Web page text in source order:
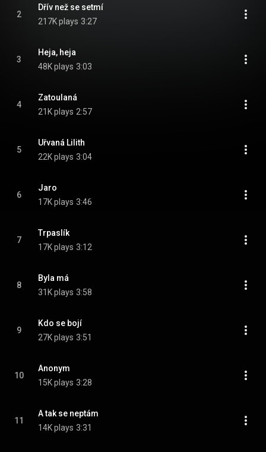
2
Dřív než se setmí
217K plays 3:27
3
Heja, heja
48K plays 3:03
4
Zatoulaná
21K plays 2:57
5
Uřvaná Lilith
22K plays 3:04
6
Jaro
17K plays 3:46
7
Trpaslík
17K plays 3:12
8
Byla má
31K plays 3:58
9
Kdo se bojí
27K plays 3:51
10
Anonym
15K plays 3:28
11
A tak se neptám
14K plays 3:31